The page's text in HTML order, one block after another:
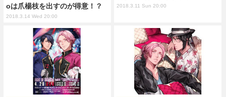
oは爪楊枝を出すのが得意！？
2018.3.14 Wed 20:00
2018.3.11 Sun 20:00